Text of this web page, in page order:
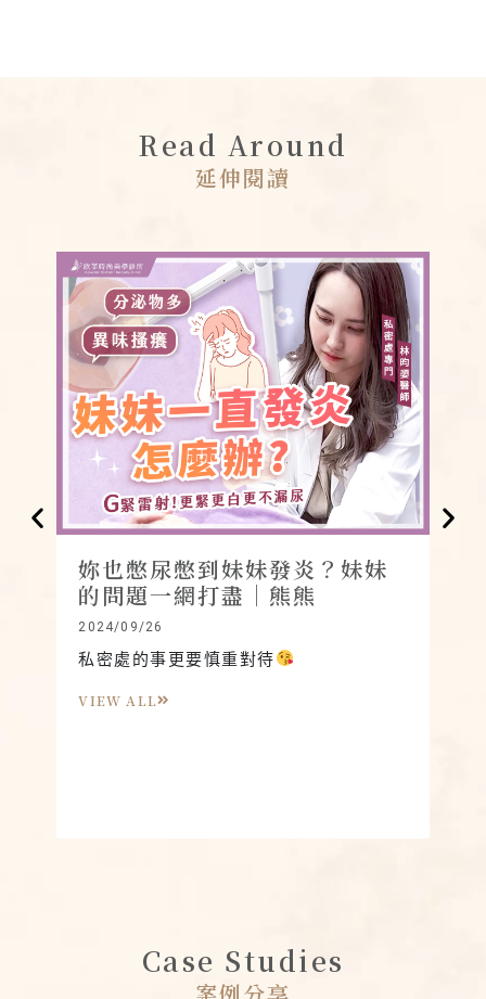
Read Around
延伸閱讀
妳也憋尿憋到妹妹發炎？妹妹
的問題一網打盡｜熊熊
2024/09/26
私密處的事更要慎重對待
VIEW ALL
Case Studies
案例分享